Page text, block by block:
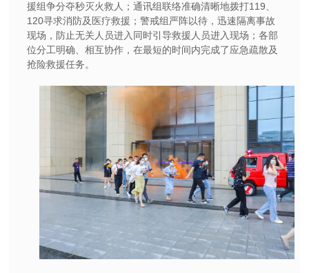
援组争分夺秒灭火救人；通讯组联络准确清晰地拨打119、
120寻求消防及医疗救援；警戒组严阵以待，迅速隔离事故
现场，防止无关人员进入同时引导救援人员进入现场；各部
位分工明确、相互协作，在最短的时间内完成了应急疏散及
抢险救援任务。